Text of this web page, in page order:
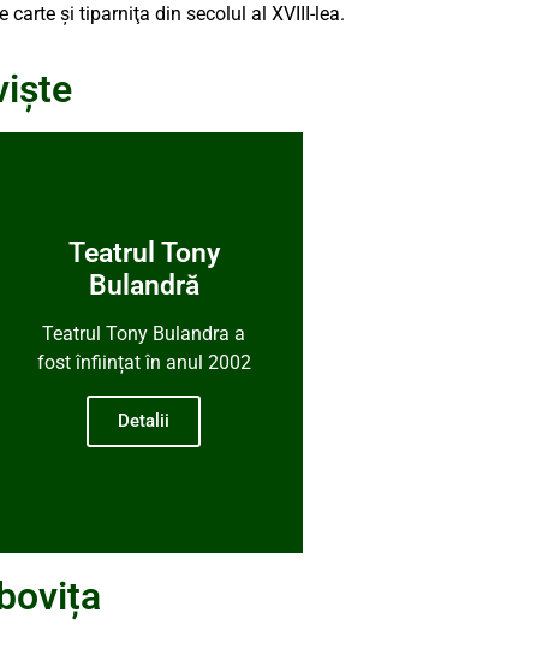
carte şi tiparniţa din secolul al XVIII-lea.
Teatrul Tony
Bulandră
Teatrul Tony Bulandra a
fost înființat în anul 2002
Detalii